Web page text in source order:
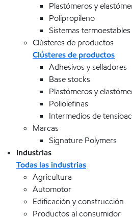
Plastómeros y
Polipropileno
Sistemas termoestables
Clústeres de productos
Clústeres de productos
Adhesivos y selladores
Base stocks
Plastómeros y
Poliolefinas
Intermedios de
Marcas
Signature Polymers
Industrias
Todas las industrias
Agricultura
Automotor
Edificación y construcción
Productos al consumidor